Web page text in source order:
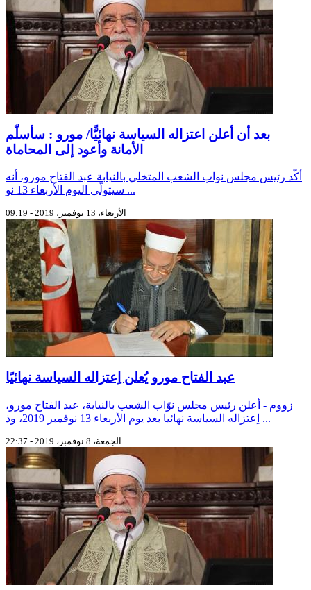
بعد أن أعلن اعتزاله السياسة نهائيًّا/ مورو : سأسلّم
الأمانة وأعود إلى المحاماة
أكّد رئيس مجلس نواب الشعب المتخلي بالنيابة عبد الفتاح مورو، أنه
سيتولّى اليوم الأربعاء 13 نو ...
الأربعاء، 13 نوفمبر، 2019 - 09:19
عبد الفتاح مورو يُعلن اِعتزاله السياسة نهائيًا
زووم - أعلن رئيس مجلس نوّاب الشعب بالنيابة، عبد الفتاح مورو،
اِعتزاله السياسة نهائيا بعد يوم الأربعاء 13 نوفمبر 2019، وذ ...
الجمعة، 8 نوفمبر، 2019 - 22:37